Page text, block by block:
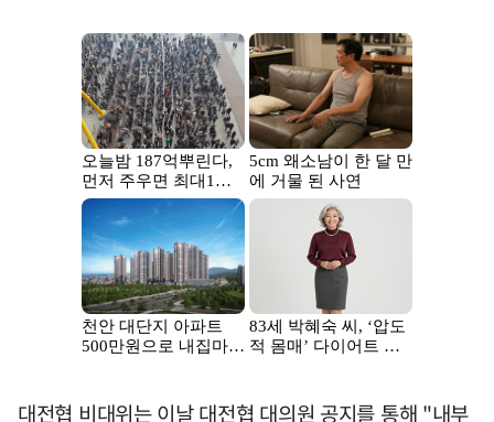
대전협 비대위는 이날 대전협 대의원 공지를 통해 "내부